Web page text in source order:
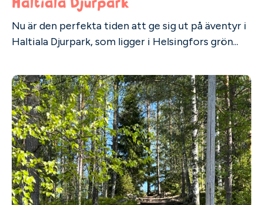
Nu är den perfekta tiden att ge sig ut på äventyr i
Haltiala Djurpark, som ligger i Helsingfors grön...